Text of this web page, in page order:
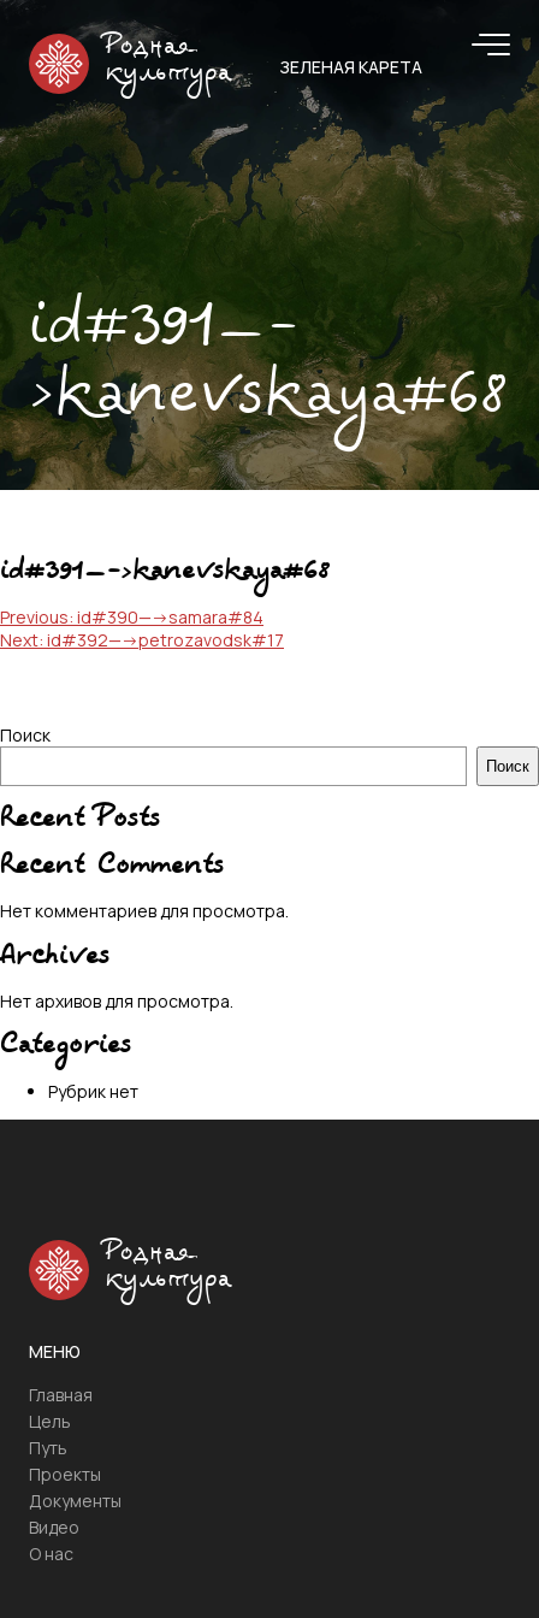
Родная
культура
ЗЕЛЕНАЯ КАРЕТА
id#391—-
>kanevskaya#68
id#391—->kanevskaya#68
Навигация
по
Previous: id#390—->samara#84
Next: id#392—->petrozavodsk#17
Поиск
Поиск
Recent Posts
Recent Comments
Нет комментариев для просмотра.
Archives
Нет архивов для просмотра.
Categories
Рубрик нет
Родная
культура
МЕНЮ
Главная
Цель
Путь
Проекты
Документы
Видео
О нас